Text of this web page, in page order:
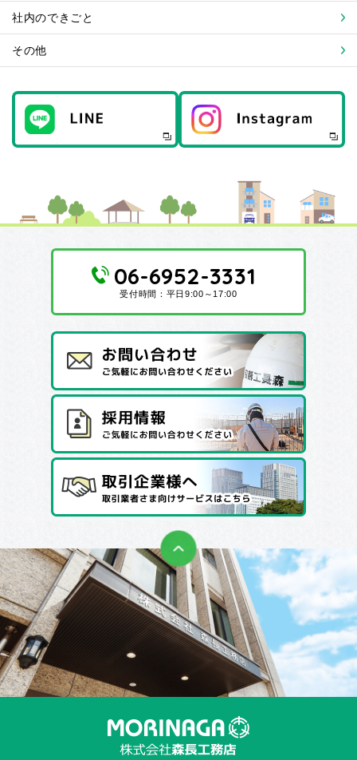
社内のできごと
その他
06-6952-3331
受付時間：平日9:00～17:00